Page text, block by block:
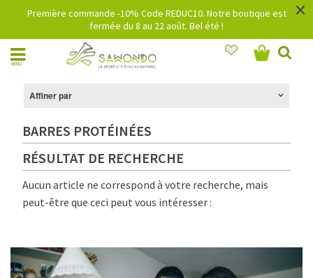
Première commande -10% Code REDUC10. Notre boutique est
fermée du 8 au 22 août. Bel été !
×
MENU
Affiner par
BARRES PROTÉINÉES
RÉSULTAT DE RECHERCHE
Aucun article ne correspond à votre recherche, mais
peut-être que ceci peut vous intéresser :